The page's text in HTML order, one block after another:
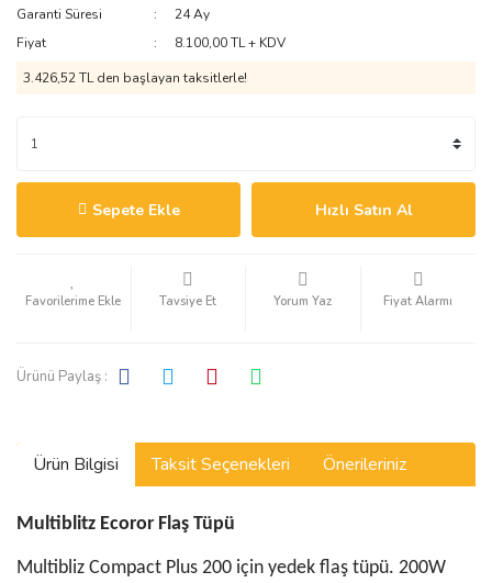
Garanti Süresi
24 Ay
Fiyat
8.100,00 TL + KDV
3.426,52 TL den başlayan taksitlerle!
Sepete Ekle Hızlı Satın Al
Tavsiye Et Yorum Yaz Fiyat Alarmı
Ürünü Paylaş :
Ürün Bilgisi Taksit Seçenekleri Önerileriniz
Multiblitz Ecoror Flaş Tüpü
Multibliz Compact Plus 200 için yedek flaş tüpü. 200W